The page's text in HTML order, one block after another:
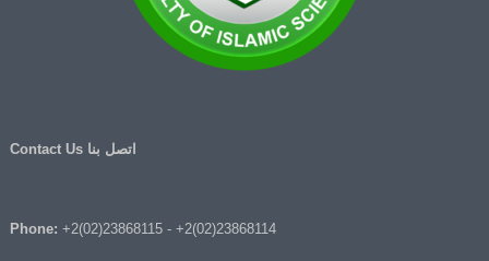
اتصل بنا Contact Us
Phone: +2(02)23868115- +2(02)23868114